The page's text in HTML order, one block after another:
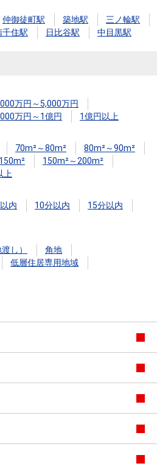
住宅ロー
シミュ
住まい1プ
ラス（お
売却ガイ
仲御徒町駅 築地駅
三ノ輪駅
千住駅 日比谷駅 中目黒駅
万円～5,000万円
万円～1億円
1億円以上
70m²～80m²
80m²～90m²
150m²～200m²
上
内 10分以内
15分以内
し）
角地
低層住居専用地域